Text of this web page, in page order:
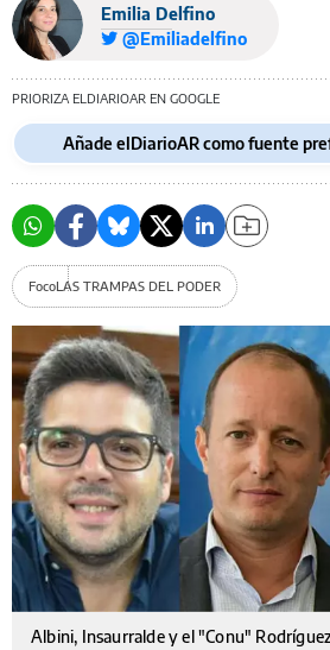
Emilia Delfino
@Emiliadelfino
PRIORIZA ELDIARIOAR EN GOOGLE
Añade elDiarioAR como fuente
FocoLAS TRAMPAS DEL PODER
Albini, Insaurralde y el "Conu"